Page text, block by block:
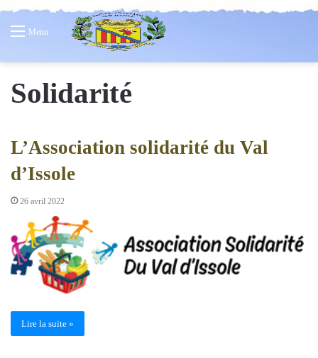
Menu
Solidarité
L’Association solidarité du Val
d’Issole
26 avril 2022
Lire la suite »